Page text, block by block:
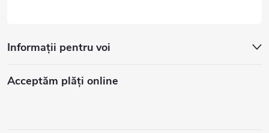
Informații pentru voi
Acceptăm plăţi online